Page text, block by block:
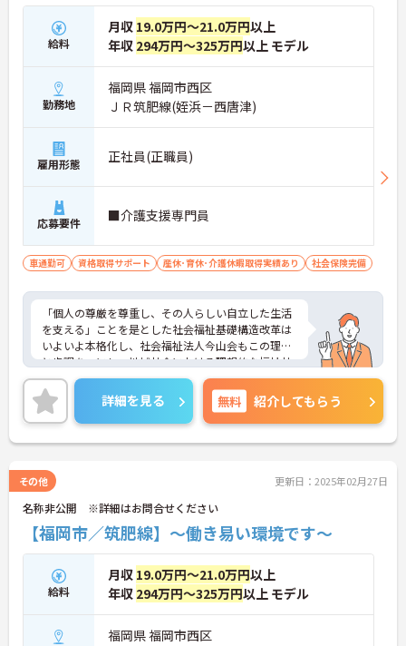
給料
月収 19.0万円～21.0万円以上
年収 294万円～325万円以上 モデル
勤務地
福岡県 福岡市西区
ＪＲ筑肥線(姪浜－西唐津)
雇用形態 正社員(正職員)
応募要件 ■介護支援専門員
車通勤可 資格取得サポート 産休･育休･介護休暇取得実績あり 社会保険完備
「個人の尊厳を尊重し、その人らしい自立した生活
を支える」ことを是とした社会福祉基礎構造改革は
いよいよ本格化し、社会福祉法人今山会もこの理念
と歩調を一にし、地域社会における理想的な福祉社
会の実現を目指し、より一層の努力を続けてくこと
を約束いたします。
詳細を見る 無料 紹介してもらう
その他 更新日：2025年02月27日
名称非公開 ※詳細はお問合せください
【福岡市／筑肥線】～働き易い環境です～
給料
月収 19.0万円～21.0万円以上
年収 294万円～325万円以上 モデル
福岡県 福岡市西区